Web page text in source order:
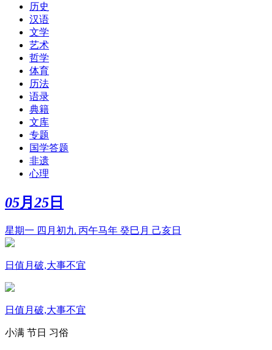
历史
汉语
文学
艺术
哲学
体育
历法
语录
典籍
文库
专题
国学答题
非遗
心理
05月 25 日
星期一 四月初九 丙午马年 癸巳月 己亥日
日值月破,大事不宜
日值月破,大事不宜
小满 节日 习俗